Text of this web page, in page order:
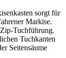
sorgt für
Markise.
Tuchführung.
Tuchkanten
Seitensäume